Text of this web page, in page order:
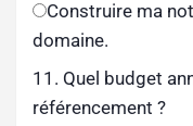
Construire ma
domaine.
11. Quel budget
référencement ?